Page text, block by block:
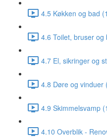
4.5 Køkken og bad
4.6 Toilet, bruser
4.7 El, sikringer og
4.8 Døre og vinduer
4.9 Skimmelsvamp
4.10 Overblik -